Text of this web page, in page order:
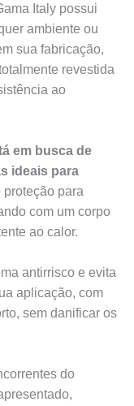
Italy possui
ambiente ou
sua fabricação,
revestida
ao
em busca de
ideais para
proteção para
com um corpo
ao calor.
antirrisco e evita
aplicação, com
sem danificar os
do